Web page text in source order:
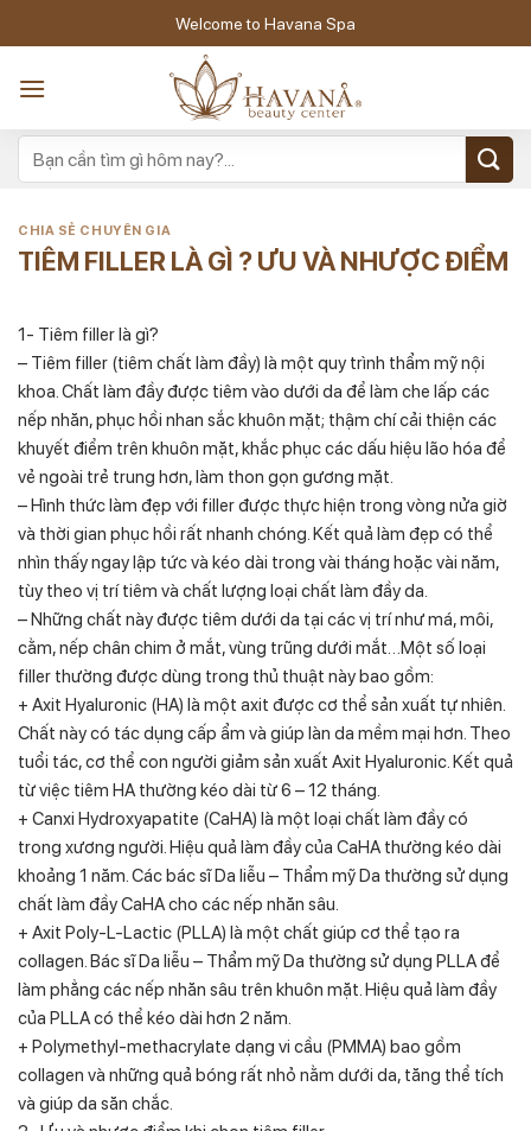
to
Welcome to Havana Spa
CHIA SẺ CHUYÊN GIA
TIÊM FILLER LÀ GÌ ? ƯU VÀ NHƯỢC ĐIỂM
1- Tiêm filler là gì?
– Tiêm filler (tiêm chất làm đầy) là một quy trình thẩm mỹ nội
khoa. Chất làm đầy được tiêm vào dưới da để làm che lấp các
nếp nhăn, phục hồi nhan sắc khuôn mặt; thậm chí cải thiện các
khuyết điểm trên khuôn mặt, khắc phục các dấu hiệu lão hóa để
vẻ ngoài trẻ trung hơn, làm thon gọn gương mặt.
– Hình thức làm đẹp với filler được thực hiện trong vòng nửa giờ
và thời gian phục hồi rất nhanh chóng. Kết quả làm đẹp có thể
nhìn thấy ngay lập tức và kéo dài trong vài tháng hoặc vài năm,
tùy theo vị trí tiêm và chất lượng loại chất làm đầy da.
– Những chất này được tiêm dưới da tại các vị trí như má, môi,
cằm, nếp chân chim ở mắt, vùng trũng dưới mắt…Một số loại
filler thường được dùng trong thủ thuật này bao gồm:
+ Axit Hyaluronic (HA) là một axit được cơ thể sản xuất tự nhiên.
Chất này có tác dụng cấp ẩm và giúp làn da mềm mại hơn. Theo
tuổi tác, cơ thể con người giảm sản xuất Axit Hyaluronic. Kết quả
từ việc tiêm HA thường kéo dài từ 6 – 12 tháng.
+ Canxi Hydroxyapatite (CaHA) là một loại chất làm đầy có
trong xương người. Hiệu quả làm đầy của CaHA thường kéo dài
khoảng 1 năm. Các bác sĩ Da liễu – Thẩm mỹ Da thường sử dụng
chất làm đầy CaHA cho các nếp nhăn sâu.
+ Axit Poly-L-Lactic (PLLA) là một chất giúp cơ thể tạo ra
collagen. Bác sĩ Da liễu – Thẩm mỹ Da thường sử dụng PLLA để
làm phẳng các nếp nhăn sâu trên khuôn mặt. Hiệu quả làm đầy
của PLLA có thể kéo dài hơn 2 năm.
+ Polymethyl-methacrylate dạng vi cầu (PMMA) bao gồm
collagen và những quả bóng rất nhỏ nằm dưới da, tăng thể tích
và giúp da săn chắc.